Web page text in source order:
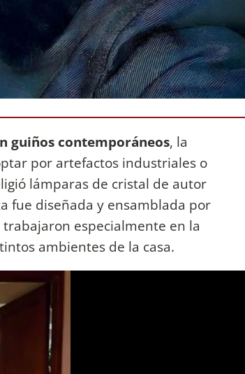
guiños contemporáneos, la
por artefactos industriales o
lámparas de cristal de autor
fue diseñada y ensamblada por
especialmente en la
ambientes de la casa.